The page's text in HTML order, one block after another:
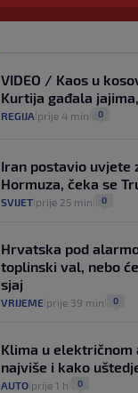
0
automobilom na
koliko iz Osijeka
VIJESTI 2. kol. 14
VIDEO / Kaos u
Kurtija gađala
REGIJA prije 4 min 0
Iran postavio uvjete
Hormuza, čeka se
SVIJET prije 25 min 0
Hrvatska pod
toplinski val, nebo
sjaj
VRIJEME prije 39 min 0
Klima u električnom
najviše i kako
AUTO prije 1 h 0